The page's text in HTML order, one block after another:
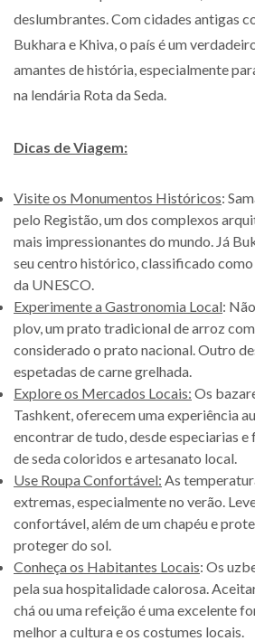
deslumbrantes. Com cidades antigas
Bukhara e Khiva, o país é um
amantes de história, especialmente
na lendária Rota da Seda.
Dicas de Viagem:
Visite os Monumentos Históricos:
pelo Registão, um dos complexos
mais impressionantes do mundo. Já
seu centro histórico, classificado
da UNESCO.
Experimente a Gastronomia Local:
plov, um prato tradicional de arroz com
considerado o prato nacional. Outro
espetadas de carne grelhada.
Explore os Mercados Locais: Os
Tashkent, oferecem uma experiência
encontrar de tudo, desde especiarias e
de seda coloridos e artesanato local.
Use Roupa Confortável: As
extremas, especialmente no verão.
confortável, além de um chapéu e
proteger do sol.
Conheça os Habitantes Locais: Os
pela sua hospitalidade calorosa.
chá ou uma refeição é uma excelente
melhor a cultura e os costumes locais.